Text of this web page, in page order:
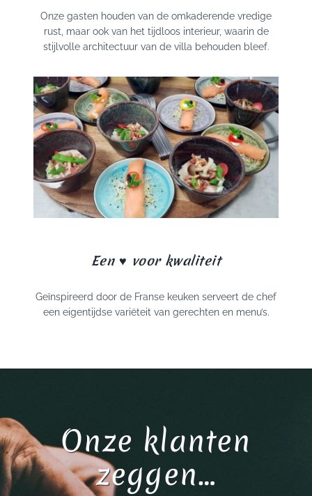
Onze gasten houden van de omkaderende vredige
rust, maar ook van het tijdloos interieur, waarin de
stijlvolle architectuur van de villa behouden bleef.
Een ♥ voor kwaliteit
Geïnspireerd door de Franse keuken serveert de chef
een eigentijdse variëteit van gerechten en menu’s.
Onze klanten
zeggen…